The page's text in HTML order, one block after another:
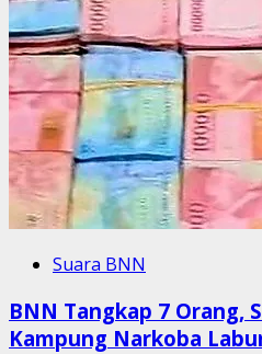
Suara BNN
BNN Tangkap 7 Orang,
Kampung Narkoba